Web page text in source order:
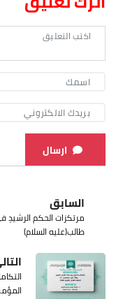
ارسال
السابق
مرتكزات الحكم الرشيدِ
طالب(عليه السلام)